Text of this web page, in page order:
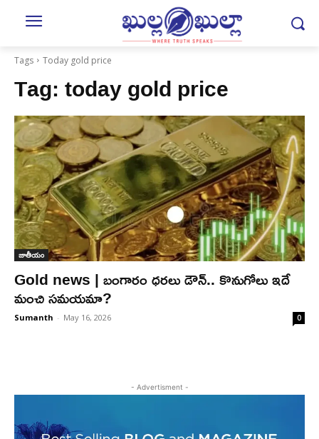
Tags Today gold price
Tag:today gold price
జాతీయం
Gold news | బంగారం ధ‌రలు డౌన్‌.. కొనుగోలు ఇదే
మంచి స‌మ‌య‌మా?
Sumanth - May 16, 2026 0
- Advertisment -